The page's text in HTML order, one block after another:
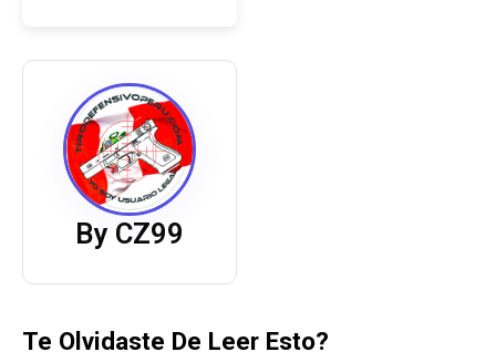
By CZ99
Te Olvidaste De Leer Esto?